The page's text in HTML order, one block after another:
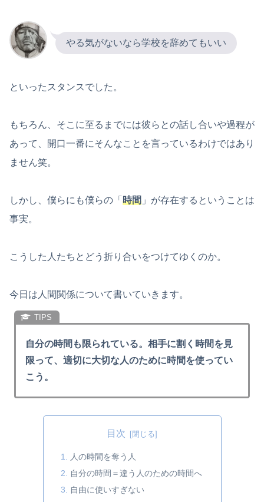
やる気がないなら学校を辞めてもいい
といったスタンスでした。
もちろん、そこに至るまでには彼らとの話し合いや過程が
あって、開口一番にそんなことを言っているわけではあり
ません笑。
しかし、僕らにも僕らの「 時間 」が存在するということは
事実。
こうした人たちとどう折り合いをつけてゆくのか。
今日は人間関係について書いていきます。
自分の時間も限られている。相手に割く時間を見
限って、適切に大切な人のために時間を使ってい
こう。
目次
人の時間を奪う人
自分の時間＝違う人のための時間へ
自由に使いすぎない